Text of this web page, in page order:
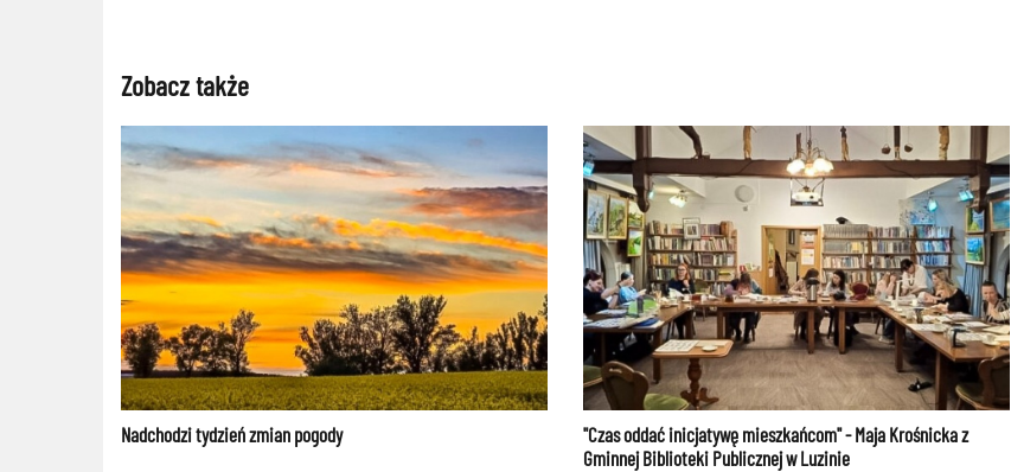
Zobacz także
Nadchodzi tydzień zmian pogody
"Czas oddać inicjatywę mieszkańcom" - Maja Krośnicka z
Gminnej Biblioteki Publicznej w Luzinie